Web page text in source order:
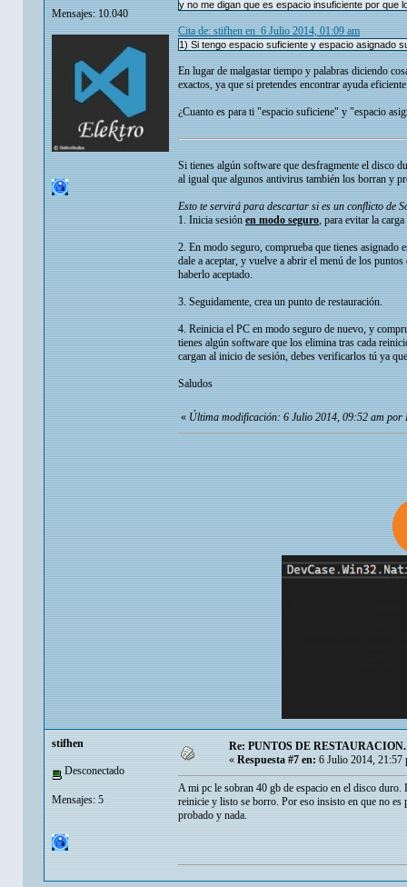
Mensajes: 10.040
y no me digan que es espacio insuficiente por que
Cita de: stifhen en 6 Julio 2014, 01:09 am
1) Si tengo espacio suficiente y espacio asignado
En lugar de malgastar tiempo y palabras diciendo
exactos, ya que si pretendes encontrar ayuda
¿Cuanto es para ti "espacio suficiene" y "espacio
Si tienes algún software que desfragmente el disco
al igual que algunos antivirus también los borran y
Esto te servirá para descartar si es un conflicto de
1. Inicia sesiónen modo seguro, para evitar la
2. En modo seguro, comprueba que tienes
dale a aceptar, y vuelve a abrir el menú de los
haberlo aceptado.
3. Seguidamente, crea un punto de restauración.
4. Reinicia el PC en modo seguro de nuevo, y
tienes algún software que los elimina tras cada
cargan al inicio de sesión, debes verificarlos tú ya
Saludos
«Última modificación: 6 Julio 2014, 09:52 am por
stifhen
Desconectado
Mensajes: 5
Re: PUNTOS DE RESTAURACION.
« Respuesta #7 en: 6 Julio 2014, 21:57
A mi pc le sobran 40 gb de espacio en el disco
reinicie y listo se borro. Por eso insisto en que no es
probado y nada.